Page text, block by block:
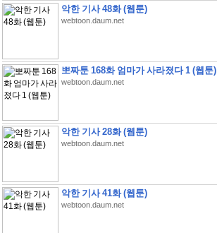
악한 기사 48화 (웹툰)
webtoon.daum.net
뽀짜툰 168화 엄마가 사라졌다 1 (웹툰)
webtoon.daum.net
악한 기사 28화 (웹툰)
webtoon.daum.net
악한 기사 41화 (웹툰)
webtoon.daum.net